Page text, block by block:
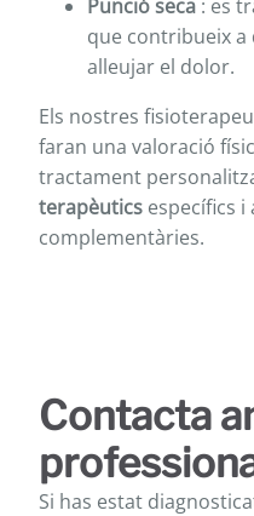
Punció seca: es
que contribueix
alleujar el dolor.
Els nostres
faran una valoració
tractament
terapèuticsespecífics i
complementàries.
Contacta
Si has estat